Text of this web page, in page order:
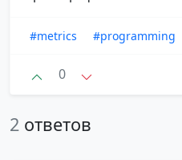
#metrics #programming
0
2 ответов